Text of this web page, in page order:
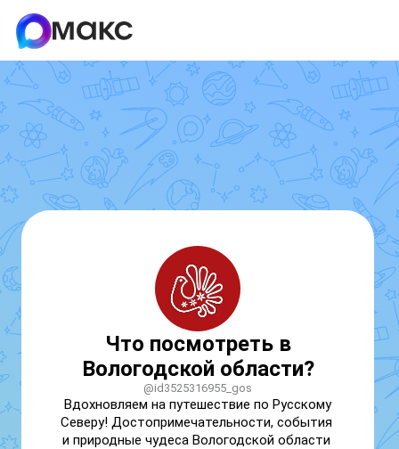
Что посмотреть в
Вологодской области?
@id3525316955_gos
Вдохновляем на путешествие по Русскому
Северу! Достопримечательности, события
и природные чудеса Вологодской области